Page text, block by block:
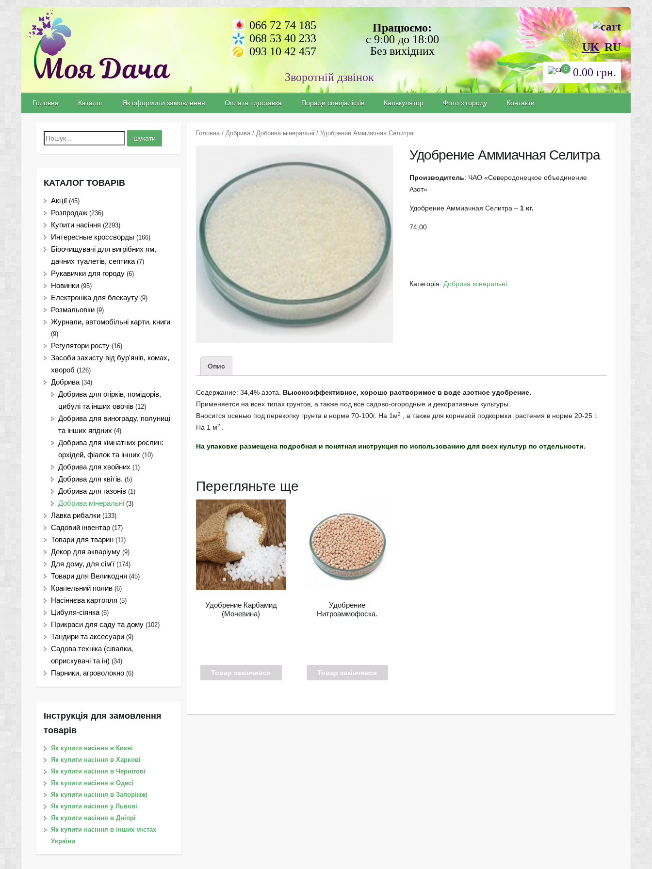
066 72 74 185
068 53 40 233
093 10 42 457
Працюємо:
с 9:00 до 18:00
Без вихідних
UK RU
0 0.00 грн.
Зворотній дзвінок
Головна Каталог Як оформити замовлення Оплата і доставка Поради спеціалістів Калькулятор Фото з городу Контакти
Головна/ Добрива/ Добрива мінеральні / Удобрение Аммиачная Селитра
Удобрение Аммиачная Селитра
Производитель: ЧАО «Северодонецкое объединение
Азот»
Удобрение Аммиачная Селитра – 1 кг.
74,00
Категорія: Добрива мінеральні
Опис
Содержание: 34,4% азота. Высокоэффективное, хорошо растворимое в воде азотное удобрение.
Применяется на всех типах грунтов, а также под все садово-огородные и декоративные культуры.
Вносится осенью под перекопку грунта в норме 70-100г. На 1м2
, а также для корневой подкормки растения в норме 20-25 г.
На 1 м2
На упаковке размещена подробная и понятная инструкция по использованию для всех культур по отдельности.
Перегляньте ще
Удобрение Карбамид
(Мочевина)
Товар закінчився
Удобрение
Нитроаммофоска.
Товар закінчився
КАТАЛОГ ТОВАРІВ
Акції (45)
Розпродаж (236)
Купити насіння (2293)
Интересные кроссворды (166)
Біоочищувачі для вигрібних ям,
дачних туалетів, септика (7)
Рукавички для городу (6)
Новинки (95)
Електроніка для блекауту (9)
Розмальовки (9)
Журнали, автомобільні карти, книги
(9)
Регулятори росту (16)
Засоби захисту від бур'янів, комах,
хвороб (126)
Добрива (34)
Добрива для огірків, помідорів,
цибулі та інших овочів (12)
Добрива для винограду, полуниці
та інших ягідних (4)
Добрива для кімнатних рослин:
орхідей, фіалок та інших (10)
Добрива для хвойних (1)
Добрива для квітів. (5)
Добрива для газонів (1)
Добрива мінеральні (3)
Лавка рибалки (133)
Садовий інвентар (17)
Товари для тварин (11)
Декор для акваріуму (9)
Для дому, для сім'ї (174)
Товари для Великодня (45)
Крапельний полив (6)
Насіннєва картопля (5)
Цибуля-сіянка (6)
Прикраси для саду та дому (102)
Тандири та аксесуари (9)
Садова техніка (сівалки,
оприскувачі та ін) (34)
Парники, агроволокно (6)
Інструкція для замовлення
товарів
Як купити насіння в Києві
Як купити насіння в Харкові
Як купити насіння в Чернігові
Як купити насіння в Одесі
Як купити насіння в Запоріжжі
Як купити насіння у Львові
Як купити насіння в Дніпрі
Як купити насіння в інших містах
України